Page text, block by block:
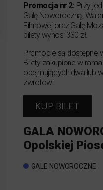
Promocja nr 2: Przy
Galę Noworoczną,
Filmowej oraz Galę
bilety wynosi 330 zł.
Promocje są dostępne
Bilety zakupione w
obejmujących dwa lub
zwrotowi.
KUP BILET
GALA
Opolskiej
GALE NOWOROCZNE